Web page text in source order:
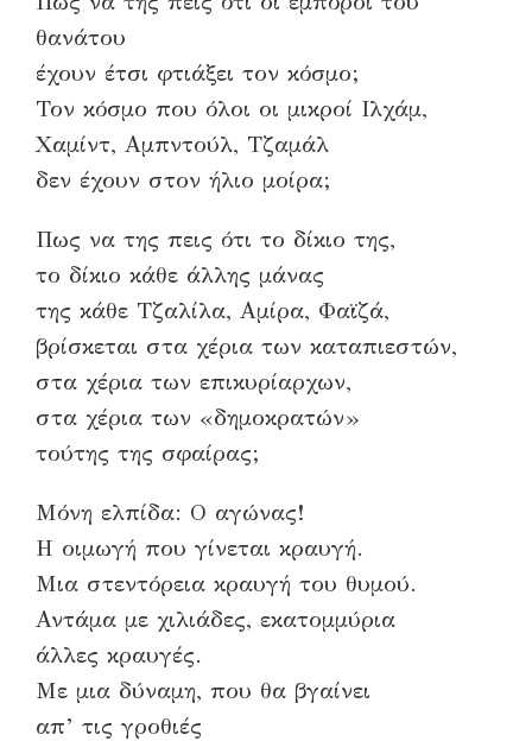
θανάτου
έχουν έτσι φτιάξει τον κόσμο;
Τον κόσμο που όλοι οι μικροί Ιλχάμ,
Χαμίντ, Αμπντούλ, Τζαμάλ
δεν έχουν στον ήλιο μοίρα;
Πως να της πεις ότι το δίκιο της,
το δίκιο κάθε άλλης μάνας
της κάθε Τζαλίλα, Αμίρα, Φαϊζά,
βρίσκεται στα χέρια των καταπιεστών,
στα χέρια των επικυρίαρχων,
στα χέρια των «δημοκρατών»
τούτης της σφαίρας;
Μόνη ελπίδα: Ο αγώνας!
Η οιμωγή που γίνεται κραυγή.
Μια στεντόρεια κραυγή του θυμού.
Αντάμα με χιλιάδες, εκατομμύρια
άλλες κραυγές.
Με μια δύναμη, που θα βγαίνει
απ’ τις γροθιές